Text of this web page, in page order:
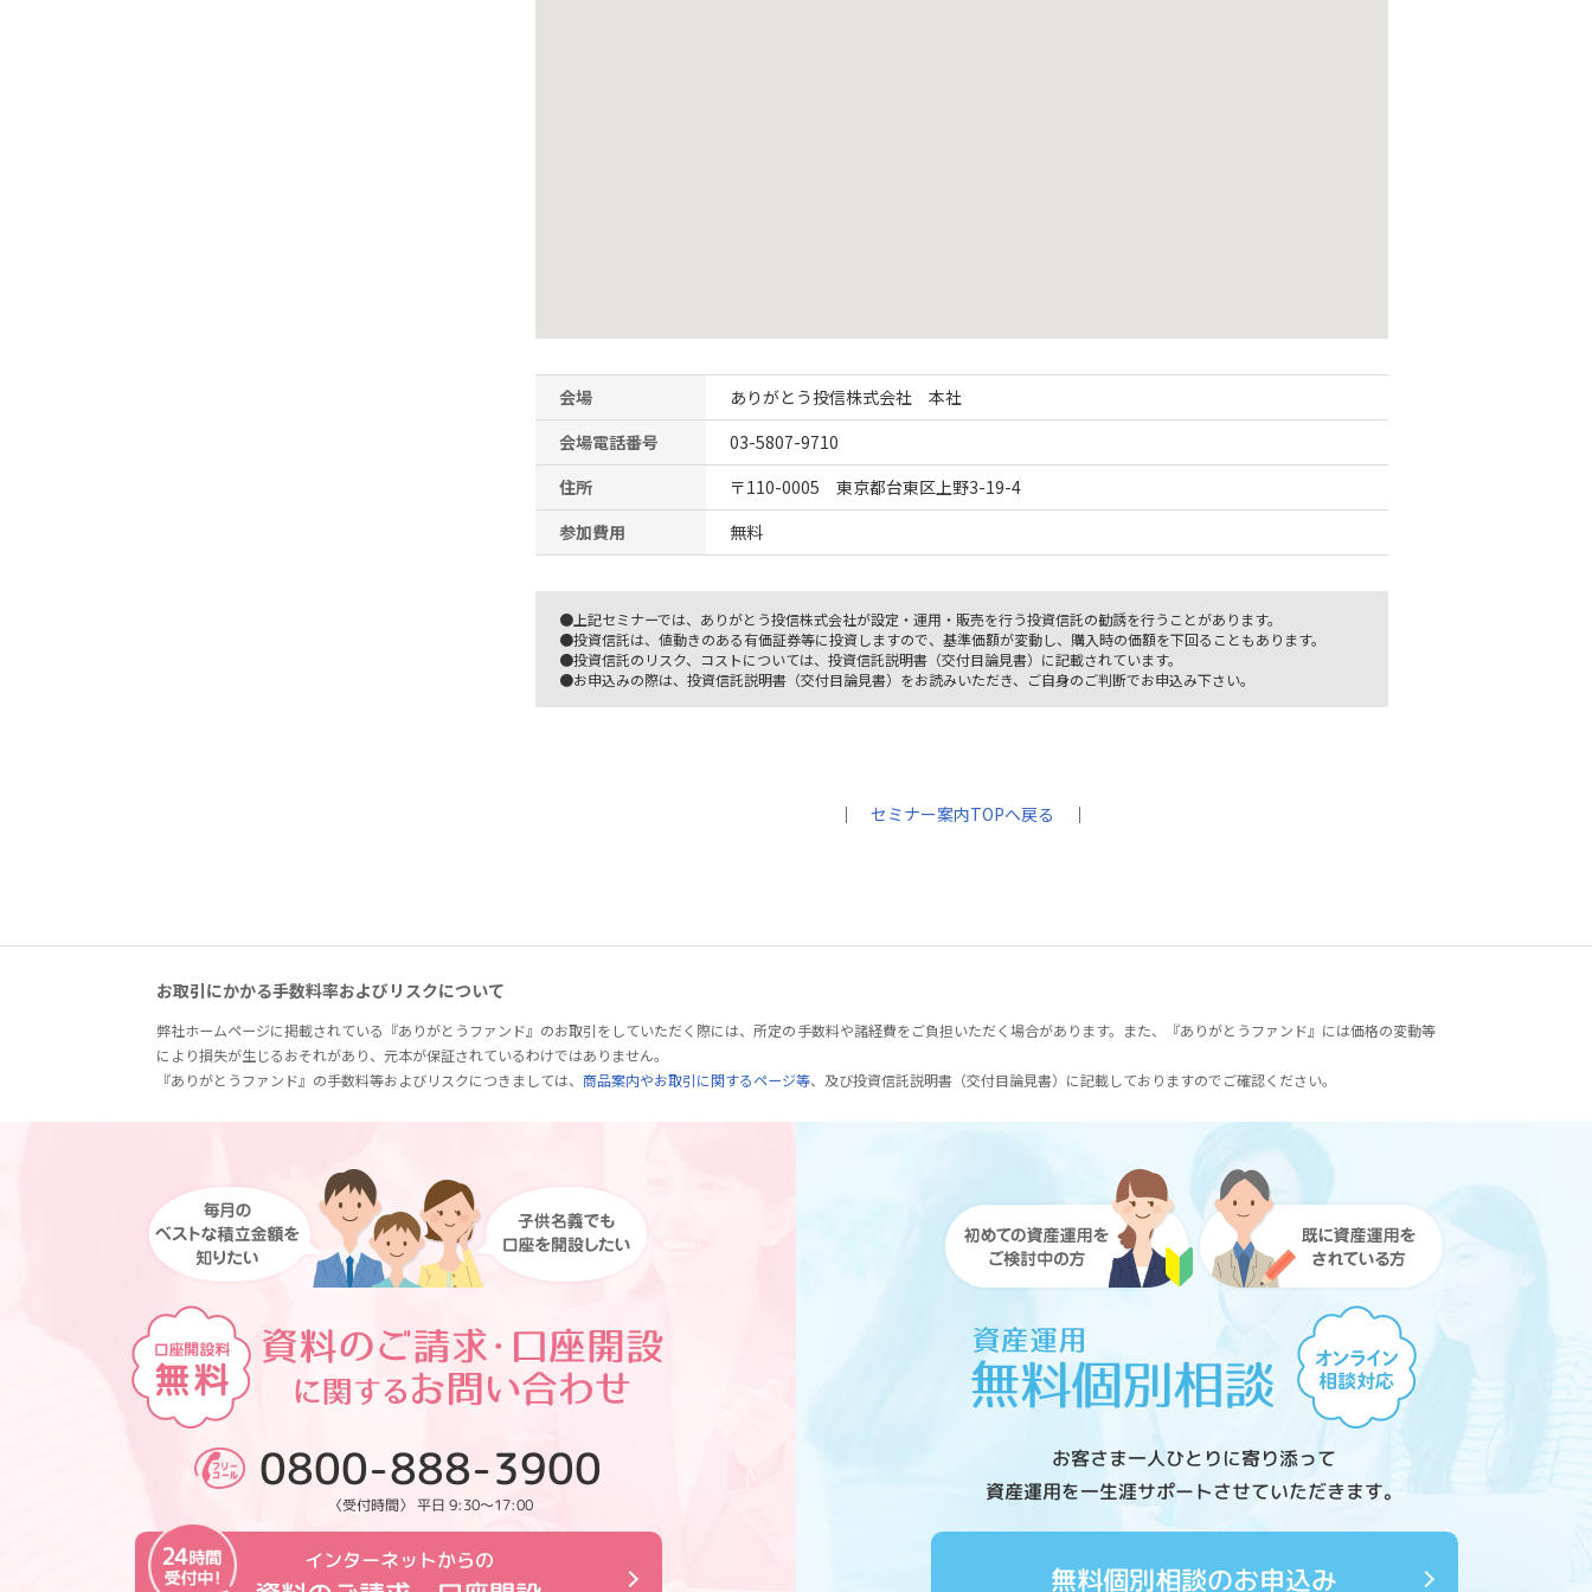
会場
ありがとう投信株式会社 本社
会場電話番号
03-5807-9710
住所
〒110-0005 東京都台東区上野3-19-4
参加費用
無料
●上記セミナーでは、ありがとう投信株式会社が設定・運用・販売を行う投資信託の勧誘を行うことがあります。
●投資信託は、値動きのある有価証券等に投資しますので、基準価額が変動し、購入時の価額を下回ることもあります。
●投資信託のリスク、コストについては、投資信託説明書（交付目論見書）に記載されています。
●お申込みの際は、投資信託説明書（交付目論見書）をお読みいただき、ご自身のご判断でお申込み下さい。
｜ セミナー案内TOPへ戻る ｜
お取引にかかる手数料率およびリスクについて
弊社ホームページに掲載されている『ありがとうファンド』のお取引をしていただく際には、所定の手数料や諸経費をご負担いただく場合があります。また、『ありがとうファンド』には価格の変動等
により損失が生じるおそれがあり、元本が保証されているわけではありません。
『ありがとうファンド』の手数料等およびリスクにつきましては、 商品案内やお取引に関するページ等、及び投資信託説明書（交付目論見書）に記載しておりますのでご確認ください。
0800-888-3900
〈受付時間〉 平日 9:30～17:00
インターネットからの
お客さま一人ひとりに寄り添って
資産運用を一生涯サポートさせていただきます。
無料個別相談のお申込み